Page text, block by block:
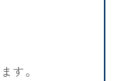
す。